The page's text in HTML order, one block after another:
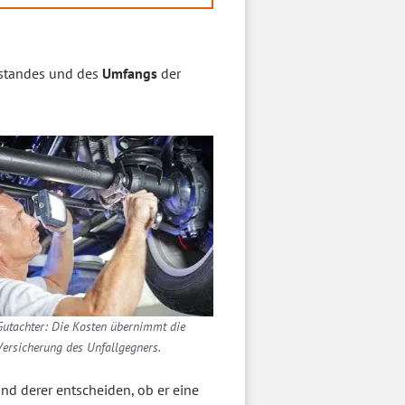
und des Umfangs der
Die Kosten übernimmt die
des Unfallgegners.
derer entscheiden, ob er eine